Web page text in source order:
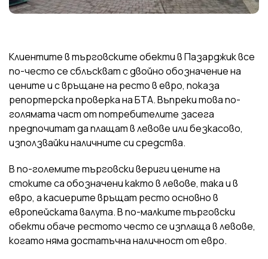
Клиентите в търговските обекти в Пазарджик все
по-често се сблъскват с двойно обозначение на
цените и с връщане на ресто в евро, показа
репортерска проверка на БТА. Въпреки това по-
голямата част от потребителите засега
предпочитат да плащат в левове или безкасово,
използвайки наличните си средства.
В по-големите търговски вериги цените на
стоките са обозначени както в левове, така и в
евро, а касиерите връщат ресто основно в
европейската валута. В по-малките търговски
обекти обаче рестото често се изплаща в левове,
когато няма достатъчна наличност от евро.